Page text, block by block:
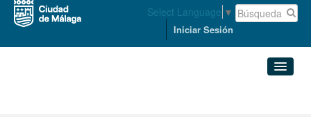
Select Language ▼
Iniciar Sesión